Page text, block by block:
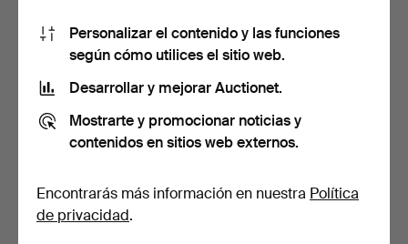
cucharillas de café "Juv…
Juego de cubiertos, plata…
6 días
Personalizar el contenido y las funciones
según cómo utilices el sitio web.
Desarrollar y mejorar Auctionet.
Mostrarte y promocionar noticias y
contenidos en sitios web externos.
Encontrarás más información en nuestra Política
de privacidad.